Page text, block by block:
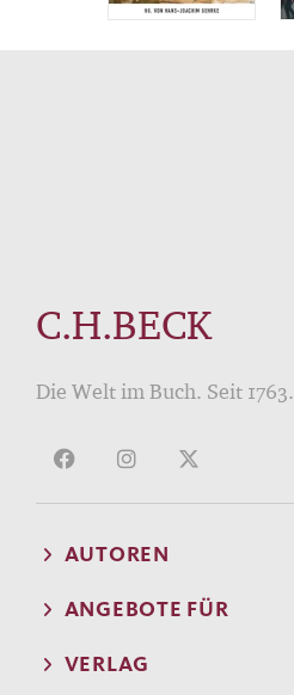
C.H.BECK
Die Welt im Buch. Seit 1763.
AUTOREN
ANGEBOTE FÜR
VERLAG